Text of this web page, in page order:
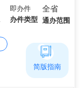
即办件
办件类型
全省
通办范围
简版指南